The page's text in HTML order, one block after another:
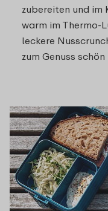
zubereiten und im
warm im Thermo-
leckere
zum Genuss